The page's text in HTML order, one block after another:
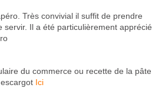
Très convivial il suffit de prendre
servir. Il a été particulièrement apprécié
du commerce ou recette de la pâte
Ici